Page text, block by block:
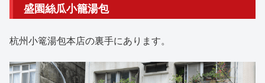
盛園絲瓜小籠湯包
杭州小篭湯包本店の裏手にあります。